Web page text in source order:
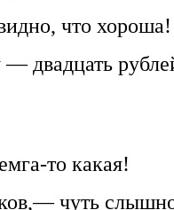
что
двадцать
то какая!
чуть слышно